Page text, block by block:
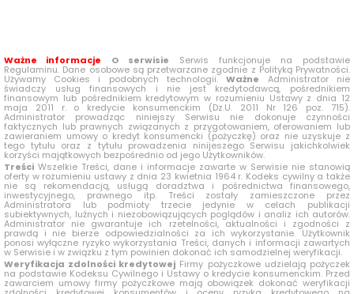
Ważne informacje O serwisie Serwis funkcjonuje na podstawie
Regulaminu. Dane osobowe są przetwarzane zgodnie z Polityką Prywatności.
Używamy Cookies i podobnych technologii. Ważne Administrator nie
świadczy usług finansowych i nie jest kredytodawcą, pośrednikiem
finansowym lub pośrednikiem kredytowym w rozumieniu Ustawy z dnia 12
maja 2011 r. o kredycie konsumenckim (Dz.U. 2011 Nr 126 poz. 715).
Administrator prowadząc niniejszy Serwisu nie dokonuje czynności
faktycznych lub prawnych związanych z przygotowaniem, oferowaniem lub
zawieraniem umowy o kredyt konsumencki (pożyczkę) oraz nie uzyskuje z
tego tytułu oraz z tytułu prowadzenia ninijeszego Serwisu jakichkolwiek
korzyści majątkowych bezpośrednio od jego Użytkowników.
Treści Wszelkie Treści, dane i informacje zawarte w Serwisie nie stanowią
oferty w rozumieniu ustawy z dnia 23 kwietnia 1964 r. Kodeks cywilny a także
nie są rekomendacją, usługą doradztwa i pośrednictwa finansowego,
inwestycyjnego, prawnego itp. Treści zostały zamieszczone przez
Administratora lub podmioty trzecie jedynie w celach publikacji
subiektywnych, luźnych i niezobowiązujących poglądów i analiz ich autorów.
Administrator nie gwarantuje ich rzetelności, aktualności i zgodności z
prawdą i nie bierze odpowiedzialności za ich wykorzystanie. Użytkownik
ponosi wyłączne ryzyko wykorzystania Treści, danych i informacji zawartych
w Serwisie i w związku z tym powinien dokonać ich samodzielnej weryfikacji.
Weryfikacja zdolności kredytowej Firmy pożyczkowe udzielają pożyczek
na podstawie Kodeksu Cywilnego i Ustawy o kredycie konsumenckim. Przed
zawarciem umowy firmy pożyczkowe mają obowiązek dokonać weryfikacji